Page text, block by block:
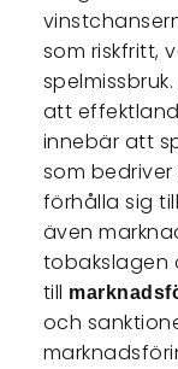
som riskfritt,
att
innebär att
som
förhålla sig
även
tobakslagen
till
och